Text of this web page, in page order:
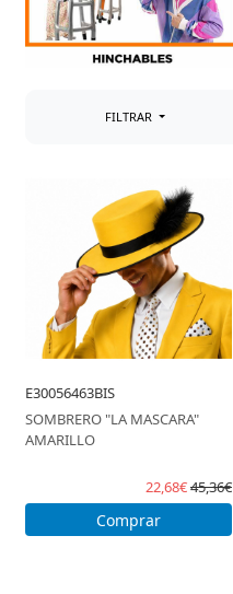
FILTRAR
E30056463BIS
SOMBRERO "LA MASCARA"
AMARILLO
22,68€45,36€
Comprar